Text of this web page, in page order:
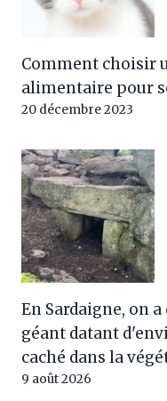
Comment choisir
alimentaire pour
20 décembre 2023
En Sardaigne, on
géant datant
caché dans la
9 août 2026